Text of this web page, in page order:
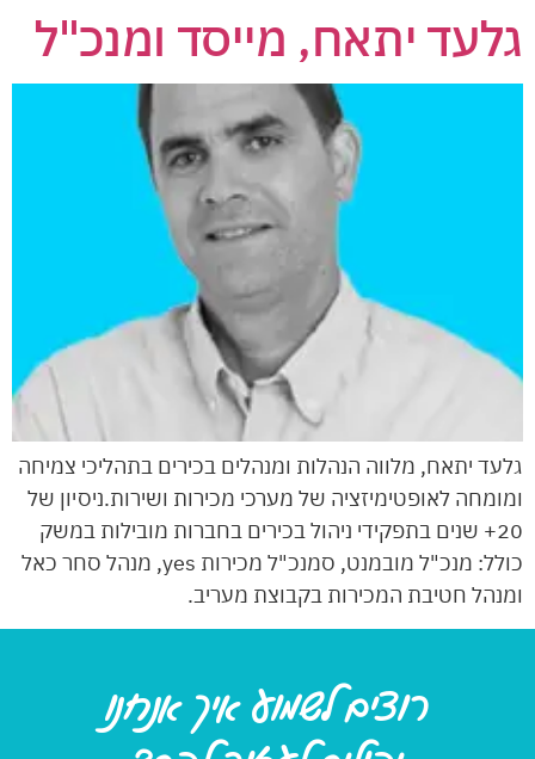
גלעד יתאח, מייסד ומנכ"ל
גלעד יתאח, מלווה הנהלות ומנהלים בכירים בתהליכי צמיחה
ומומחה לאופטימיזציה של מערכי מכירות ושירות.ניסיון של
20+ שנים בתפקידי ניהול בכירים בחברות מובילות במשק
כולל: מנכ"ל מובמנט, סמנכ"ל מכירות yes, מנהל סחר כאל
ומנהל חטיבת המכירות בקבוצת מעריב.
רוצים לשמוע איך אנחנו